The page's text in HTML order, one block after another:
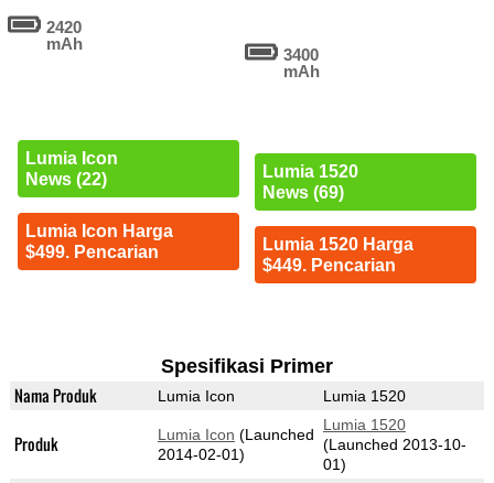
2420
mAh
Lumia Icon
News (22)
Lumia Icon Harga
$499. Pencarian
3400
mAh
Lumia 1520
News (69)
Lumia 1520 Harga
$449. Pencarian
Spesifikasi Primer
Nama Produk Lumia Icon Lumia 1520
Produk Lumia Icon (Launched
2014-02-01)
Lumia 1520
(Launched 2013-10-
01)